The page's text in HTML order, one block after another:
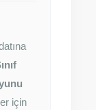
için